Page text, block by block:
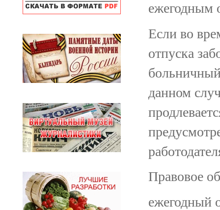
ежегодным
Если во
отпуска
данном
Правовое
ежегодный